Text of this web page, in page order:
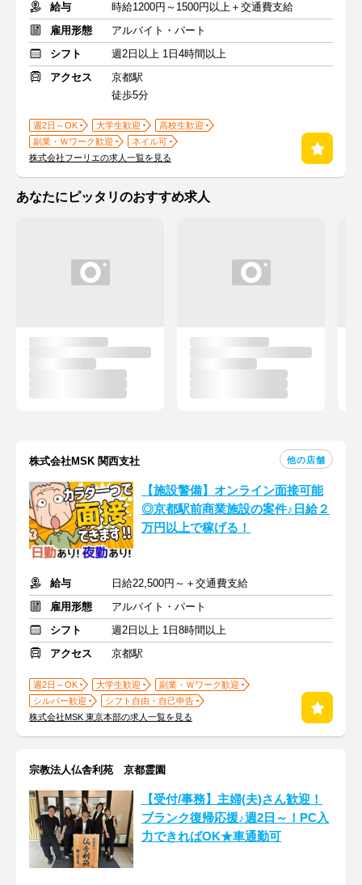
給与
時給1200円～1500円以上＋交通費支給
雇用形態
アルバイト・パート
シフト
週2日以上 1日4時間以上
アクセス
京都駅
徒歩5分
週2日～OK 大学生歓迎
高校生歓迎
副業・Ｗワーク歓迎
ネイル可
株式会社フーリエの求人一覧を見る
あなたにピッタリのおすすめ求人
株式会社MSK 関西支社 他の店舗
【施設警備】オンライン面接可能
◎京都駅前商業施設の案件♪日給２
万円以上で稼げる！
給与
日給22,500円～＋交通費支給
雇用形態
アルバイト・パート
シフト
週2日以上 1日8時間以上
アクセス
京都駅
週2日～OK 大学生歓迎
副業・Ｗワーク歓迎
シルバー歓迎
シフト自由・自己申告
株式会社MSK 東京本部の求人一覧を見る
宗教法人仏舎利苑 京都霊園
【受付/事務】主婦(夫)さん歓迎！
ブランク復帰応援♪週2日～！PC入
力できればOK★車通勤可